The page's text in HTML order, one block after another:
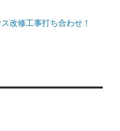
改修工事打ち合わせ！